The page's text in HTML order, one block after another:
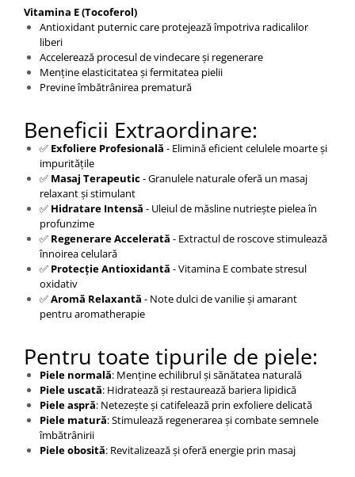
Vitamina E (Tocoferol)
Antioxidant puternic care protejează împotriva radicalilor
liberi
Accelerează procesul de vindecare și regenerare
Menține elasticitatea și fermitatea pielii
Previne îmbătrânirea prematură
Beneficii Extraordinare:
✅ Exfoliere Profesională - Elimină eficient celulele moarte și
impuritățile
✅ Masaj Terapeutic- Granulele naturale oferă un masaj
relaxant și stimulant
✅ Hidratare Intensă - Uleiul de măsline nutriește pielea în
profunzime
✅ Regenerare Accelerată - Extractul de roscove stimulează
înnoirea celulară
✅ Protecție Antioxidantă - Vitamina E combate stresul
oxidativ
✅Aromă Relaxantă - Note dulci de vanilie și amarant
pentru aromatherapie
Pentru toate tipurile de piele:
Piele normală: Menține echilibrul și sănătatea naturală
Piele uscată: Hidratează și restaurează bariera lipidică
Piele aspră: Netezește și catifelează prin exfoliere delicată
Piele matură: Stimulează regenerarea și combate semnele
îmbătrânirii
Piele obosită: Revitalizează și oferă energie prin masaj